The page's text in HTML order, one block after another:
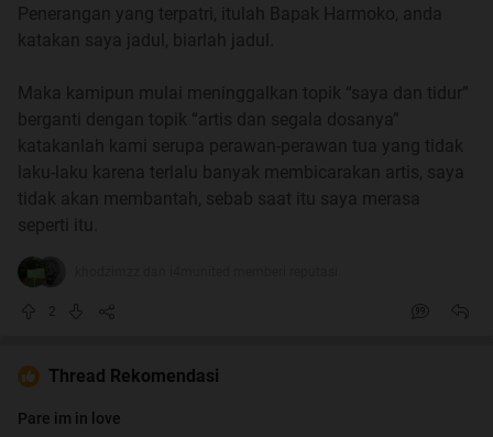
bikin indeks dulu ya...
Penerangan yang terpatri, itulah Bapak Harmoko, anda
katakan saya jadul, biarlah jadul.
Maka kamipun mulai meninggalkan topik “saya dan tidur”
berganti dengan topik “artis dan segala dosanya”
katakanlah kami serupa perawan-perawan tua yang tidak
laku-laku karena terlalu banyak membicarakan artis, saya
tidak akan membantah, sebab saat itu saya merasa
seperti itu.
Thread Rekomendasi
Pare im in love